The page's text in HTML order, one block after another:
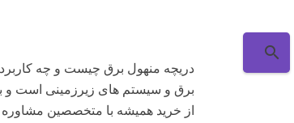
دریچه منهول برق چیست و چه
برق و سیستم های زیرزمینی است و
از خرید همیشه با متخصصین مشاوره